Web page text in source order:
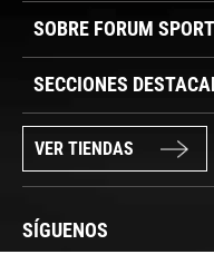
SOBRE FORUM SPORT
SECCIONES
VER TIENDAS
SÍGUENOS